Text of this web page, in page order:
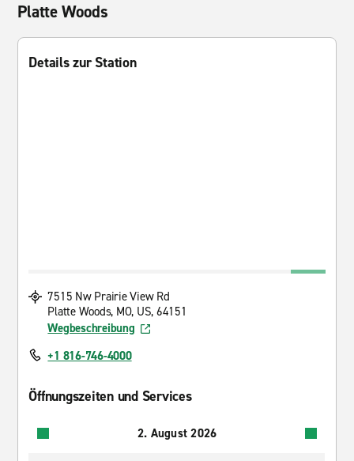
Platte Woods
Details zur Station
7515 Nw Prairie View Rd
Platte Woods, MO, US, 64151
Wegbeschreibung
+1 816-746-4000
Öffnungszeiten und Services
2. August 2026